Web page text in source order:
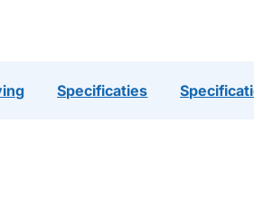
Specificaties